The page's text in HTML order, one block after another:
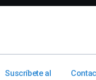
Suscríbete al